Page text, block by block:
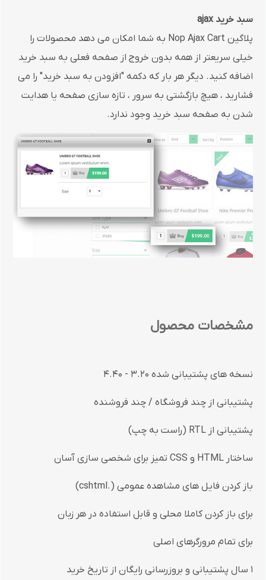
سبد خرید ajax
پلاگین Nop Ajax Cart به شما امکان می دهد محصولات را
خیلی سریعتر از همه بدون خروج از صفحه فعلی به سبد خرید
اضافه کنید. دیگر هر بار که دکمه "افزودن به سبد خرید" را می
فشارید ، هیچ بازگشتی به سرور ، تازه سازی صفحه یا هدایت
شدن به صفحه سبد خرید وجود ندارد.
مشخصات محصول
نسخه های پشتیبانی شده 3.20 - 4.40
پشتیبانی از چند فروشگاه / چند فروشنده
پشتیبانی از RTL (راست به چپ)
ساختار HTML و CSS تمیز برای شخصی سازی آسان
باز کردن فایل های مشاهده عمومی (.cshtml)
برای باز کردن کاملا محلی و قابل استفاده در هر زبان
برای تمام مرورگرهای اصلی
1 سال پشتیبانی و بروزرسانی رایگان از تاریخ خرید